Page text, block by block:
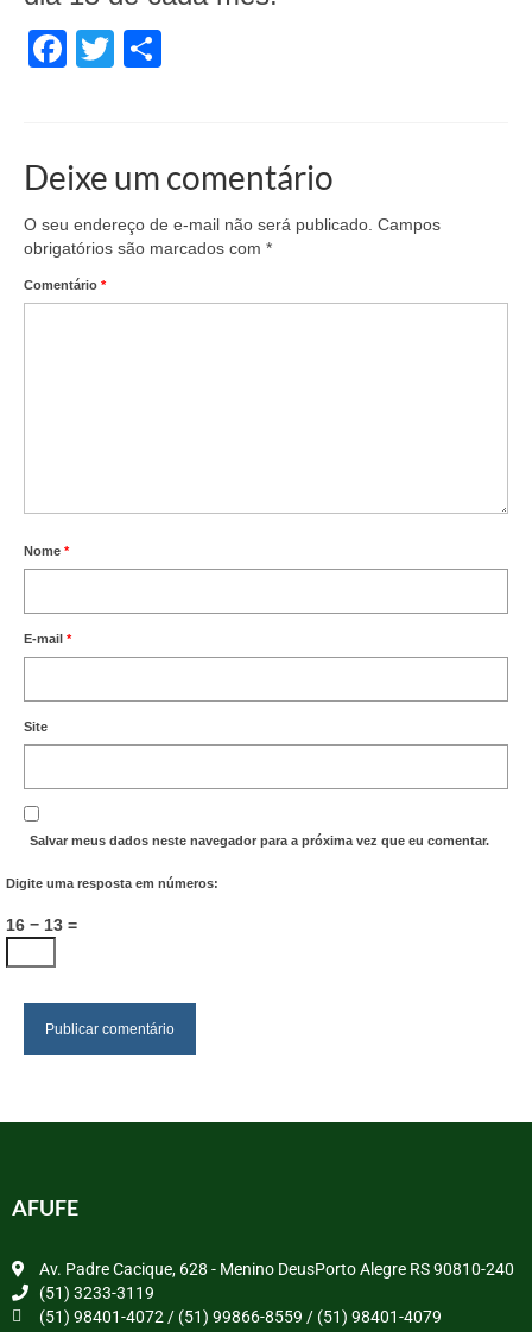
Facebook
Twitter
Deixe um comentário
O seu endereço de e-mail não será publicado. Campos
obrigatórios são marcados com *
Comentário *
Nome *
E-mail *
Site
Salvar meus dados neste navegador para a próxima vez que eu comentar.
Digite uma resposta em números:
16 − 13 =
AFUFE
Av. Padre Cacique, 628 - Menino DeusPorto Alegre RS 90810-240
(51) 3233-3119
(51) 98401-4072 / (51) 99866-8559 / (51) 98401-4079